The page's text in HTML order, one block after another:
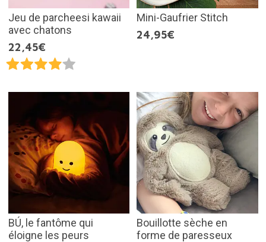
Jeu de parcheesi kawaii
avec chatons
22,45€
Mini-Gaufrier Stitch
24,95€
BÚ, le fantôme qui
éloigne les peurs
Bouillotte sèche en
forme de paresseux